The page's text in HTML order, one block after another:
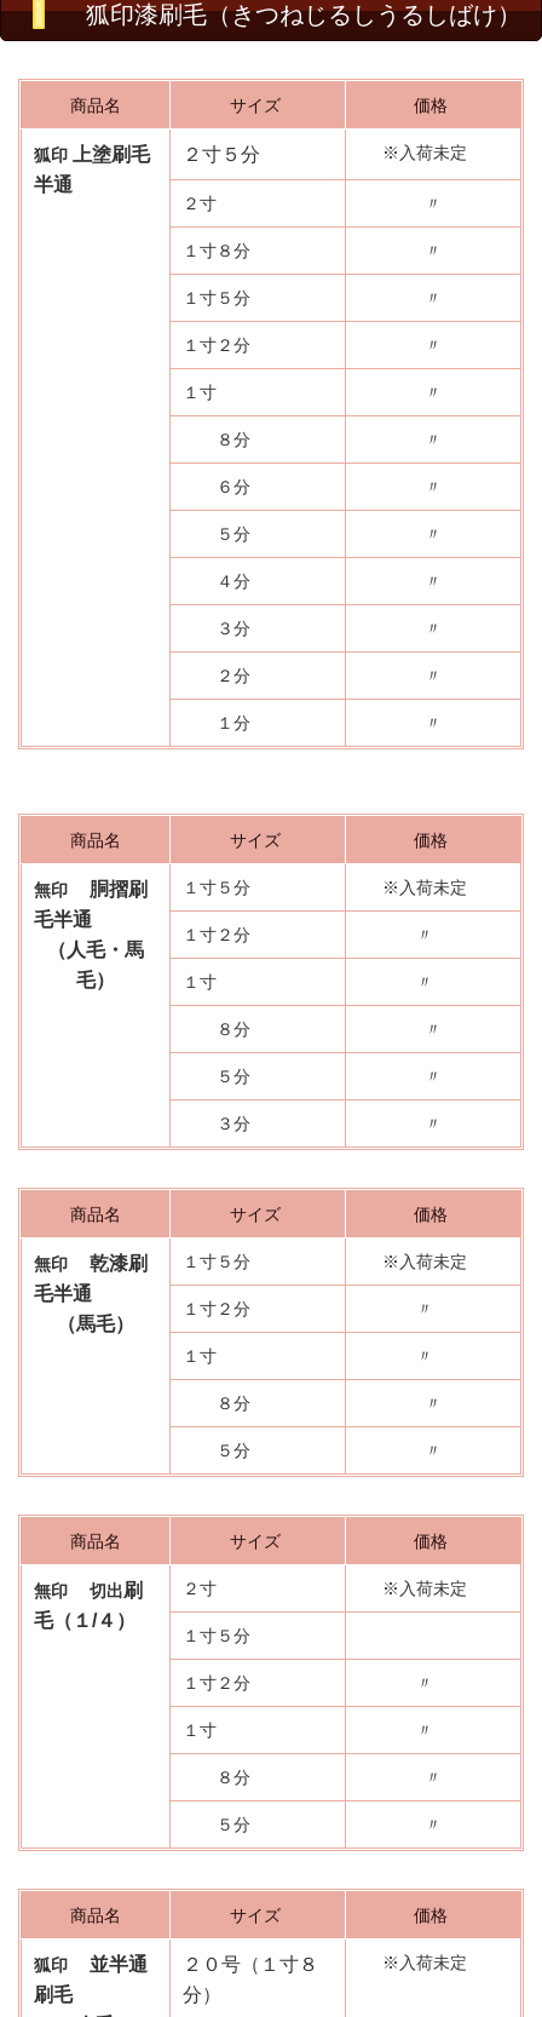
狐印漆刷毛（きつねじるしうるしばけ）
商品名 サイズ 価格
狐印
上塗刷毛
半通
２ 寸 ５ 分 ※入荷未定
２寸 〃
１寸８分 〃
１寸５分 〃
１寸２分 〃
１寸 〃
８分 〃
６分 〃
５分 〃
４分 〃
３分 〃
２分 〃
１分 〃
商品名 サイズ 価格
無印 胴摺刷
毛半通
（人毛・馬
毛）
１寸５分 ※入荷未定
１寸２分 〃
１寸 〃
８分 〃
５分 〃
３分 〃
商品名 サイズ 価格
無印 乾漆刷
毛半通
（馬毛）
１寸５分 ※入荷未定
１寸２分 〃
１寸 〃
８分 〃
５分 〃
商品名 サイズ 価格
無印 切出刷
毛（１/４）
２寸 ※入荷未定
１寸５分
１寸２分 〃
１寸 〃
８分 〃
５分 〃
商品名 サイズ 価格
狐印 並半通
刷毛
２０号（１ 寸８
分）
※入荷未定